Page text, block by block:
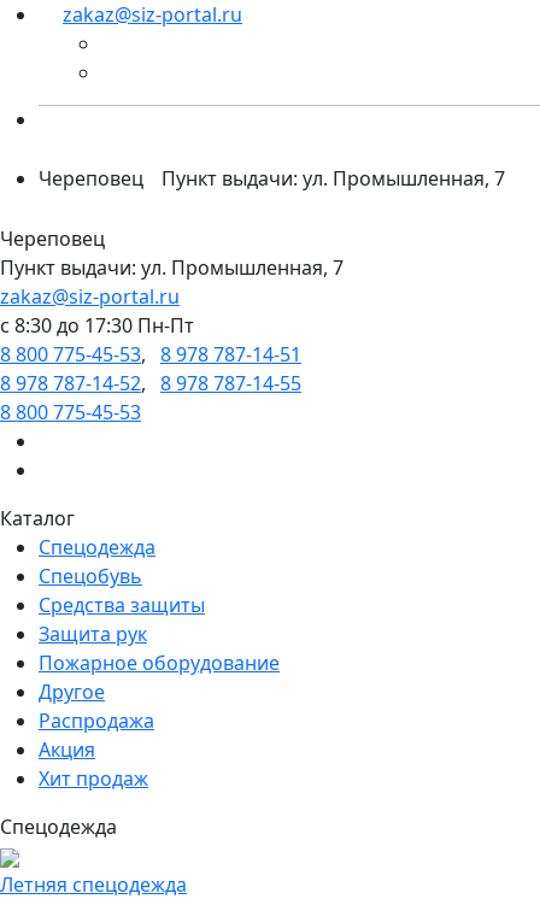
zakaz@siz-portal.ru
Череповец Пункт выдачи: ул. Промышленная, 7
Череповец
Пункт выдачи: ул. Промышленная, 7
zakaz@siz-portal.ru
c 8:30 до 17:30 Пн-Пт
8 800 775-45-53, 8 978 787-14-51
8 978 787-14-52, 8 978 787-14-55
8 800 775-45-53
Каталог
Спецодежда
Спецобувь
Средства защиты
Защита рук
Пожарное оборудование
Другое
Распродажа
Акция
Хит продаж
Спецодежда
Летняя спецодежда